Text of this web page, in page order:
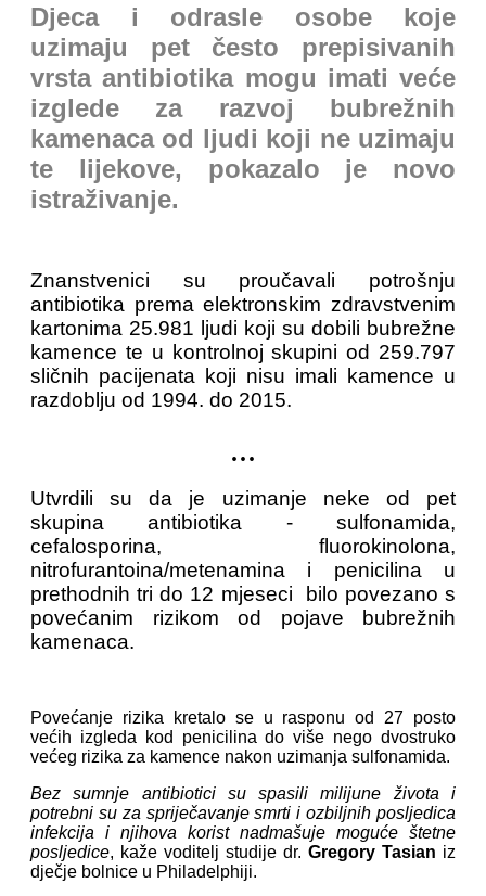
Djeca i odrasle osobe koje
uzimaju pet često prepisivanih
vrsta antibiotika mogu imati veće
izglede za razvoj bubrežnih
kamenaca od ljudi koji ne uzimaju
te lijekove, pokazalo je novo
istraživanje.
Znanstvenici su proučavali potrošnju
antibiotika prema elektronskim zdravstvenim
kartonima 25.981 ljudi koji su dobili bubrežne
kamence te u kontrolnoj skupini od 259.797
sličnih pacijenata koji nisu imali kamence u
razdoblju od 1994. do 2015.
...
Utvrdili su da je uzimanje neke od pet
skupina antibiotika - sulfonamida,
cefalosporina, fluorokinolona,
nitrofurantoina/metenamina i penicilina u
prethodnih tri do 12 mjeseci bilo povezano s
povećanim rizikom od pojave bubrežnih
kamenaca.
Povećanje rizika kretalo se u rasponu od 27 posto
većih izgleda kod penicilina do više nego dvostruko
većeg rizika za kamence nakon uzimanja sulfonamida.
Bez sumnje antibiotici su spasili milijune života i
potrebni su za spriječavanje smrti i ozbiljnih posljedica
infekcija i njihova korist nadmašuje moguće štetne
posljedice, kaže voditelj studije dr. Gregory Tasian iz
dječje bolnice u Philadelphiji.